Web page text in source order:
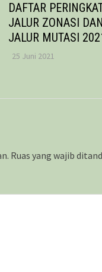
DAFTAR
JALUR ZONASI
JALUR MUTASI
25 Juni 2021
Ruas yang wajib